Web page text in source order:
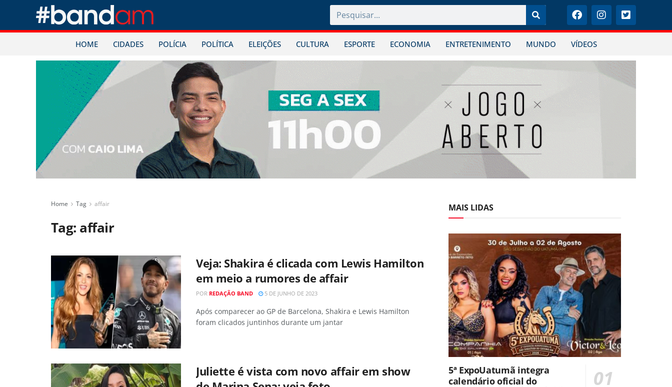
HOME CIDADES POLÍCIA POLÍTICA ELEIÇÕES CULTURA ESPORTE ECONOMIA ENTRETENIMENTO MUNDO VÍDEOS
Home Tag affair
Tag: affair
Veja: Shakira é clicada com Lewis Hamilton
em meio a rumores de affair
POR REDAÇÃO BAND 5 DE JUNHO DE 2023
Após comparecer ao GP de Barcelona, Shakira e Lewis Hamilton
foram clicados juntinhos durante um jantar
Juliette é vista com novo affair em show
MAIS LIDAS
5ª ExpoUatumã integra
calendário oficial do